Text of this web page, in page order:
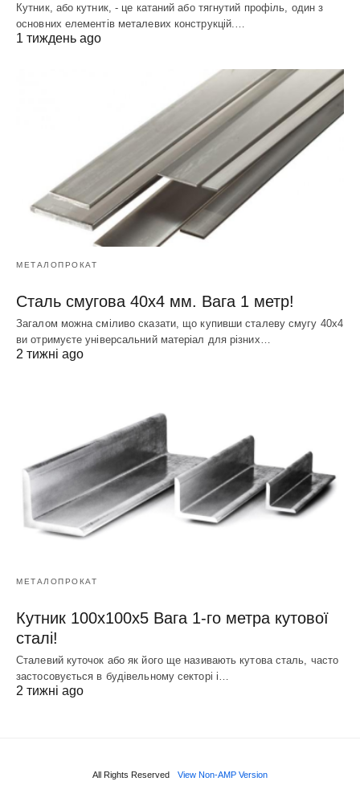
Кутник, або кутник, - це катаний або тягнутий профіль, один з
основних елементів металевих конструкцій.…
1 тиждень ago
МЕТАЛОПРОКАТ
Сталь смугова 40х4 мм. Вага 1 метр!
Загалом можна сміливо сказати, що купивши сталеву смугу 40х4
ви отримуєте універсальний матеріал для різних…
2 тижні ago
МЕТАЛОПРОКАТ
Кутник 100х100х5 Вага 1-го метра кутової
сталі!
Сталевий куточок або як його ще називають кутова сталь, часто
застосовується в будівельному секторі і…
2 тижні ago
All Rights Reserved View Non-AMP Version